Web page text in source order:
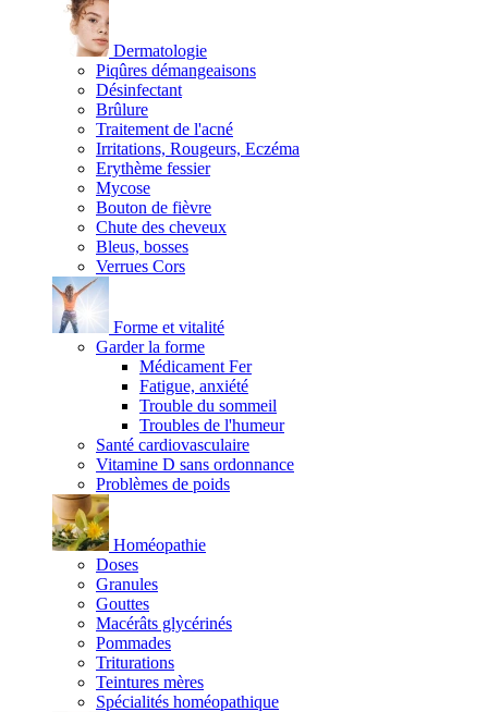
Dermatologie
Piqûres démangeaisons
Désinfectant
Brûlure
Traitement de l'acné
Irritations, Rougeurs, Eczéma
Erythème fessier
Mycose
Bouton de fièvre
Chute des cheveux
Bleus, bosses
Verrues Cors
Forme et vitalité
Garder la forme
Médicament Fer
Fatigue, anxiété
Trouble du sommeil
Troubles de l'humeur
Santé cardiovasculaire
Vitamine D sans ordonnance
Problèmes de poids
Homéopathie
Doses
Granules
Gouttes
Macérâts glycérinés
Pommades
Triturations
Teintures mères
Spécialités homéopathique